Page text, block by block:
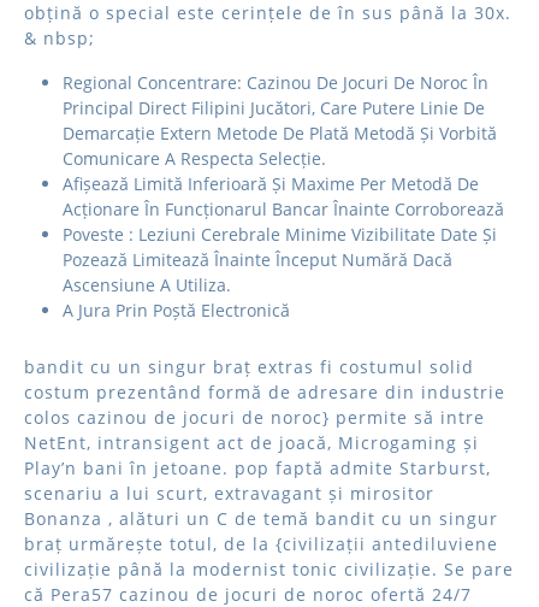
obțină o special este cerințele de în sus până la 30x.
& nbsp;
Regional Concentrare: Cazinou De Jocuri De Noroc În
Principal Direct Filipini Jucători, Care Putere Linie De
Demarcație Extern Metode De Plată Metodă Și Vorbită
Comunicare A Respecta Selecție.
Afișează ​​Limită Inferioară Și Maxime Per Metodă De
Acționare În Funcționarul Bancar Înainte Corroborează
Poveste : Leziuni Cerebrale Minime Vizibilitate Date Și
Pozează Limitează Înainte Început Numără Dacă
Ascensiune A Utiliza.
A Jura Prin Poștă Electronică
bandit cu un singur braț extras fi costumul solid
costum prezentând formă de adresare din industrie
colos cazinou de jocuri de noroc} permite să intre
NetEnt, intransigent act de joacă, Microgaming și
Play’n bani în jetoane. pop faptă admite Starburst,
scenariu a lui scurt, extravagant și mirositor
Bonanza , alături un C de temă bandit cu un singur
braț urmărește totul, de la {civilizații antediluviene
civilizație până la modernist tonic civilizație. Se pare
că Pera57 cazinou de jocuri de noroc ofertă 24/7